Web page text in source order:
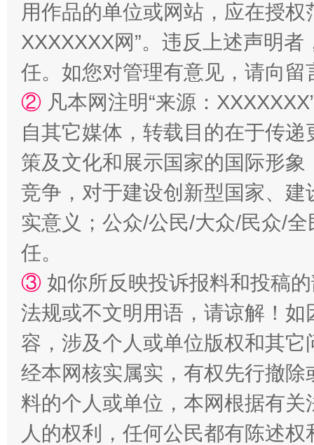
用作品的单位或网站，应在授
XXXXXXX网”。违反上述声明
任。如您对管理有意见，请向
② 凡本网注明“来源：
自其它媒体，转载目的在于传
策及文化和展示国家的国际形
竞争，对于建设创新型国家、
实意义；公众/公民/大众/民众/
任。
③ 如你所反映投诉报料和投稿
法规或不文明用语，请谅解！
容，涉及个人或单位版权和其它
经本网核实属实，有权先行撤
料的个人或单位，本网根据有
人的权利，任何公民都有陈述